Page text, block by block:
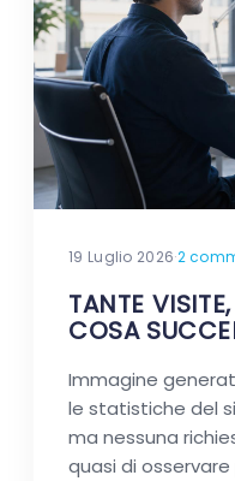
19 Luglio 2026·2
TANTE
COSA
Immagine
le statistiche del
ma nessuna
quasi di